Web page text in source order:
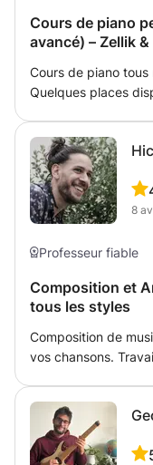
toute personne
la passion est là ...
Cours de piano
avancé) – Zellik
Cours de piano
Quelques places
rythme, des
classique).
objectifs. Cours à
8
Professeur fiable
Composition et
tous les styles
Composition de
vos chansons. Travail sur
Pop / Rock / Electro